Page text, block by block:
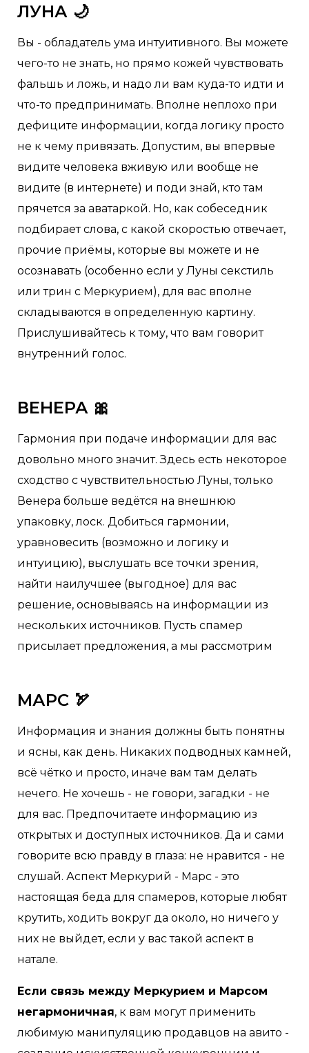
ЛУНА 🌙
Вы - обладатель ума интуитивного. Вы можете
чего-то не знать, но прямо кожей чувствовать
фальшь и ложь, и надо ли вам куда-то идти и
что-то предпринимать. Вполне неплохо при
дефиците информации, когда логику просто
не к чему привязать. Допустим, вы впервые
видите человека вживую или вообще не
видите (в интернете) и поди знай, кто там
прячется за аватаркой. Но, как собеседник
подбирает слова, с какой скоростью отвечает,
прочие приёмы, которые вы можете и не
осознавать (особенно если у Луны секстиль
или трин с Меркурием), для вас вполне
складываются в определенную картину.
Прислушивайтесь к тому, что вам говорит
внутренний голос.
ВЕНЕРА 🎀
Гармония при подаче информации для вас
довольно много значит. Здесь есть некоторое
сходство с чувствительностью Луны, только
Венера больше ведётся на внешнюю
упаковку, лоск. Добиться гармонии,
уравновесить (возможно и логику и
интуицию), выслушать все точки зрения,
найти наилучшее (выгодное) для вас
решение, основываясь на информации из
нескольких источников. Пусть спамер
присылает предложения, а мы рассмотрим
МАРС 🏹
Информация и знания должны быть понятны
и ясны, как день. Никаких подводных камней,
всё чётко и просто, иначе вам там делать
нечего. Не хочешь - не говори, загадки - не
для вас. Предпочитаете информацию из
открытых и доступных источников. Да и сами
говорите всю правду в глаза: не нравится - не
слушай. Аспект Меркурий - Марс - это
настоящая беда для спамеров, которые любят
крутить, ходить вокруг да около, но ничего у
них не выйдет, если у вас такой аспект в
натале.
Если связь между Меркурием и Марсом
негармоничная, к вам могут применить
любимую манипуляцию продавцов на авито -